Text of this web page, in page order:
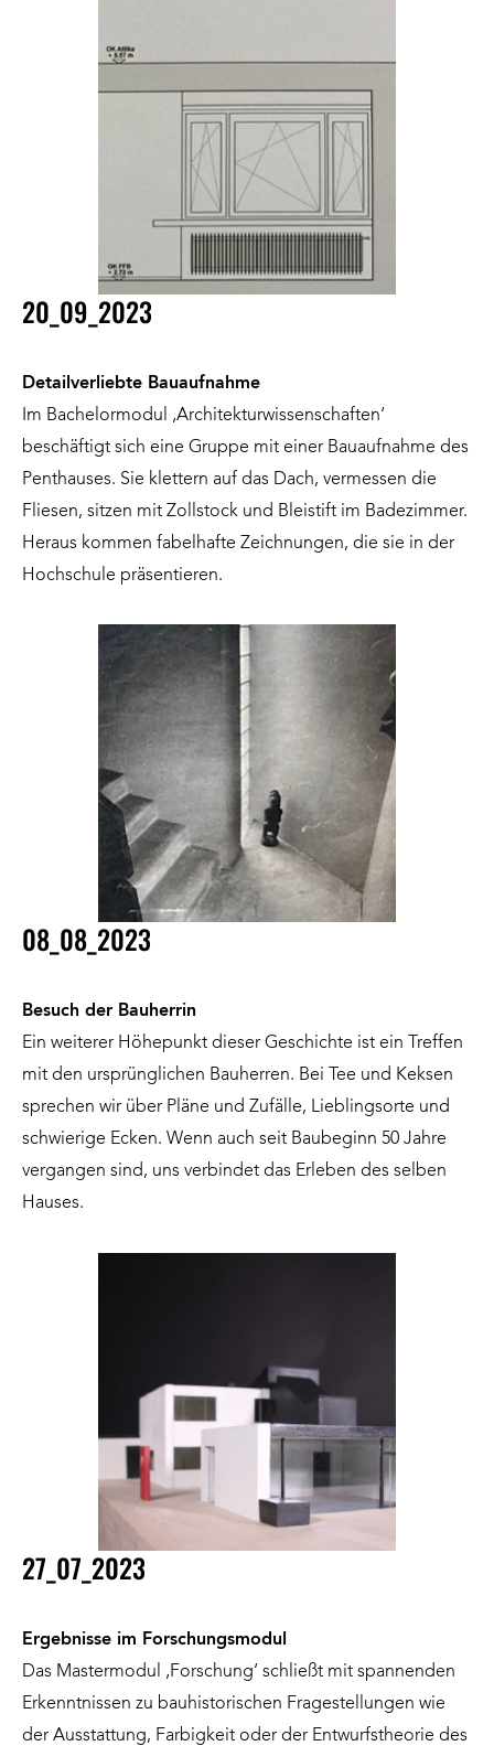
20_09_2023
Detailverliebte Bauaufnahme
Im Bachelormodul ‚Architekturwissenschaften‘
beschäftigt sich eine Gruppe mit einer Bauaufnahme des
Penthauses. Sie klettern auf das Dach, vermessen die
Fliesen, sitzen mit Zollstock und Bleistift im Badezimmer.
Heraus kommen fabelhafte Zeichnungen, die sie in der
Hochschule präsentieren.
08_08_2023
Besuch der Bauherrin
Ein weiterer Höhepunkt dieser Geschichte ist ein Treffen
mit den ursprünglichen Bauherren. Bei Tee und Keksen
sprechen wir über Pläne und Zufälle, Lieblingsorte und
schwierige Ecken. Wenn auch seit Baubeginn 50 Jahre
vergangen sind, uns verbindet das Erleben des selben
Hauses.
27_07_2023
Ergebnisse im Forschungsmodul
Das Mastermodul ‚Forschung‘ schließt mit spannenden
Erkenntnissen zu bauhistorischen Fragestellungen wie
der Ausstattung, Farbigkeit oder der Entwurfstheorie des